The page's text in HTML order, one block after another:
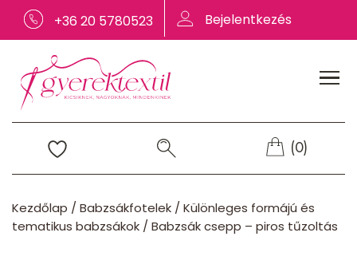
+36 20 5780523 Bejelentkezés
(0)
Kezdőlap /Babzsákfotelek /Különleges formájú és
tematikus babzsákok /Babzsák csepp – piros tűzoltás